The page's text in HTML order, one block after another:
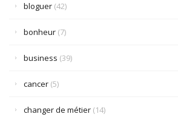
bloguer (42)
bonheur (7)
business (39)
cancer (5)
changer de métier (14)